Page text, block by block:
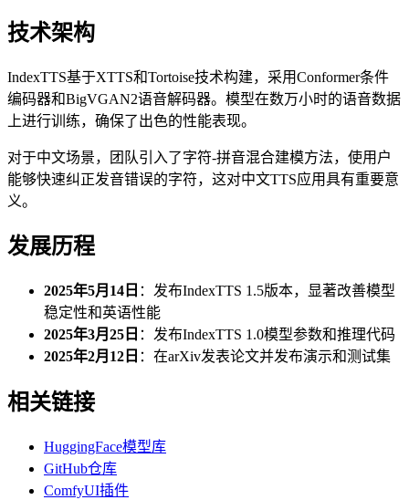
技术架构
IndexTTS基于XTTS和Tortoise技术构建，采用Conformer条件
编码器和BigVGAN2语音解码器。模型在数万小时的语音数据
上进行训练，确保了出色的性能表现。
对于中文场景，团队引入了字符-拼音混合建模方法，使用户
能够快速纠正发音错误的字符，这对中文TTS应用具有重要意
义。
发展历程
2025年5月14日 ：发布IndexTTS 1.5版本，显著改善模型
稳定性和英语性能
2025年3月25日 ：发布IndexTTS 1.0模型参数和推理代码
2025年2月12日 ：在arXiv发表论文并发布演示和测试集
相关链接
HuggingFace模型库
GitHub仓库
ComfyUI插件